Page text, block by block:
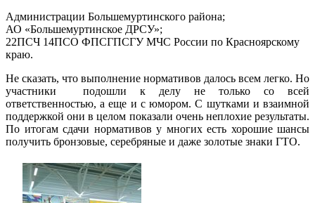
Администрации Большемуртинского района;
АО «Большемуртинское ДРСУ»;
22ПСЧ 14ПСО ФПСГПСГУ МЧС России по Красноярскому
краю.
Не сказать, что выполнение нормативов далось всем легко. Но
участники подошли к делу не только со всей
ответственностью, а еще и с юмором. С шутками и взаимной
поддержкой они в целом показали очень неплохие результаты.
По итогам сдачи нормативов у многих есть хорошие шансы
получить бронзовые, серебряные и даже золотые знаки ГТО.